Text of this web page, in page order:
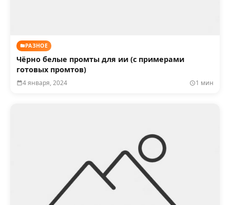
РАЗНОЕ
Чёрно белые промты для ии (с примерами
готовых промтов)
4 января, 2024 1 мин